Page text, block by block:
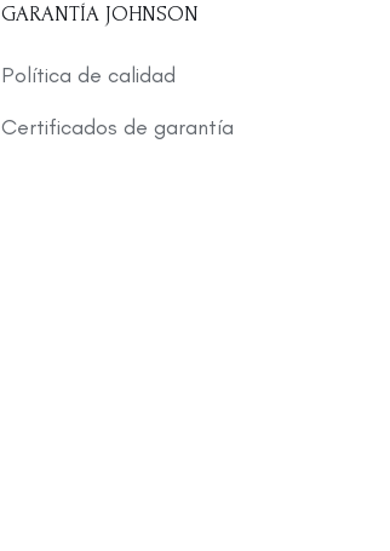
GARANTÍA JOHNSON
Política de calidad
Certificados de garantía